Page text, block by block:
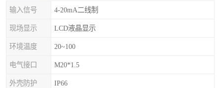
输入信号 4-20mA二线制
现场显示 LCD液晶显示
环境温度 20~100
电气接口 M20*1.5
外壳防护 IP66